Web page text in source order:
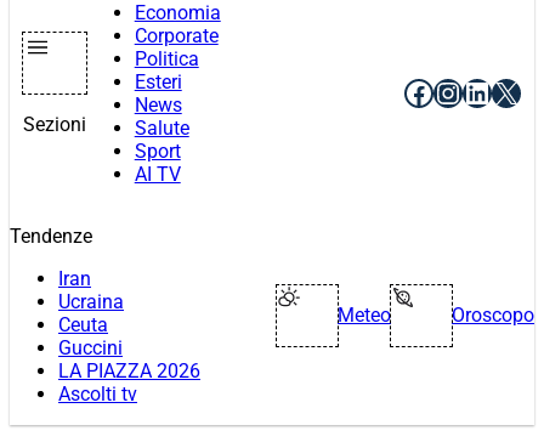
Sezioni
Economia
Corporate
Politica
Esteri
News
Salute
Sport
AI TV
Facebook
X
Tendenze
Iran
Ucraina
Ceuta
Guccini
LA PIAZZA 2026
Ascolti tv
Meteo Oroscopo